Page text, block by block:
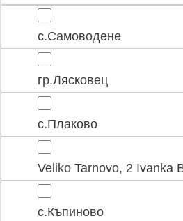
с.Самоводене
гр.Лясковец
с.Плаково
Veliko Tarnovo, 2 Ivanka
с.Къпиново